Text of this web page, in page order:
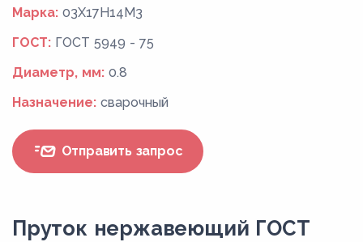
Марка: 03Х17Н14М3
ГОСТ: ГОСТ 5949 - 75
Диаметр, мм: 0.8
Назначение: сварочный
Отправить запрос
Пруток нержавеющий ГОСТ